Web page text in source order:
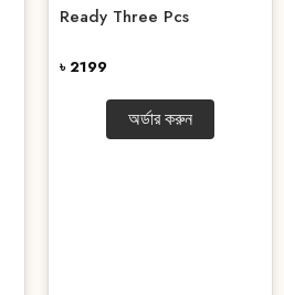
Ready Three Pcs
৳ 2199
অর্ডার করুন